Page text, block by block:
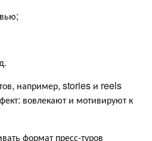
например, stories и reels
вовлекают и мотивируют к
формат пресс-туров